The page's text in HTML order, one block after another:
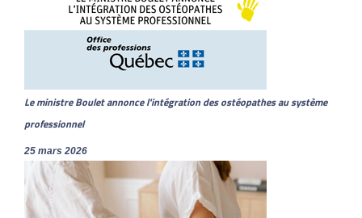
Le ministre Boulet annonce l'intégration des ostéopathes au système
professionnel
25 mars 2026